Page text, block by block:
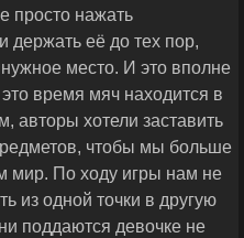
просто нажать
держать её до тех пор,
место. И это вполне
время мяч находится в
авторы хотели заставить
чтобы мы больше
мир. По ходу игры нам не
из одной точки в другую
поддаются девочке не